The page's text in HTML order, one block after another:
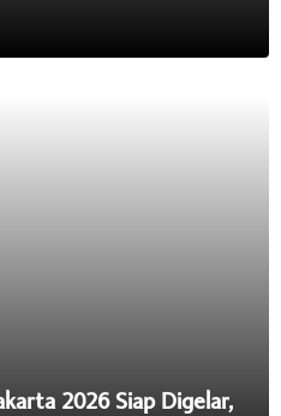
2026 Siap Digelar,